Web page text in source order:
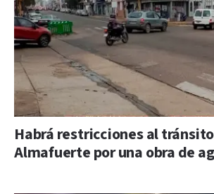
Habrá restricciones al
Almafuerte por una obra de